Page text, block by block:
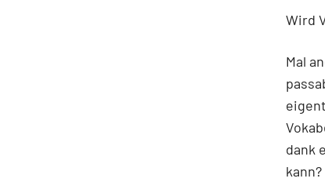
Wird
Mal
dank
kann?